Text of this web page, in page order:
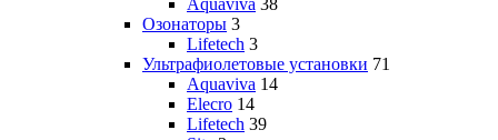
Aquaviva 38
Озонаторы 3
Lifetech 3
Ультрафиолетовые установки 71
Aquaviva 14
Elecro 14
Lifetech 39